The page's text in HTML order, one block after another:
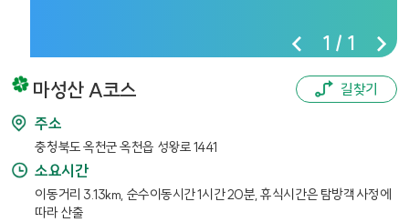
1 / 1
마성산 A코스 길찾기
주소
충청북도 옥천군 옥천읍 성왕로 1441
소요시간
이동거리 3.13km, 순수이동시간 1시간 20분, 휴식시간은 탐방객 사정에
따라 산출